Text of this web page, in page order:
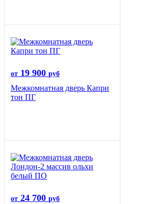
от 19 900 руб
Межкомнатная дверь Капри
тон ПГ
от 24 700 руб